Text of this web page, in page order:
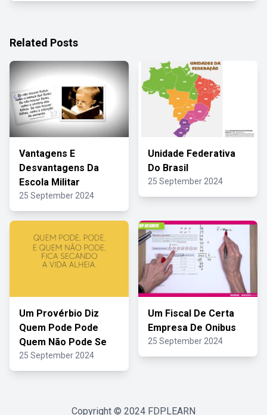
Related Posts
Vantagens E
Desvantagens Da
Escola Militar
25 September 2024
Unidade Federativa
Do Brasil
25 September 2024
Um Provérbio Diz
Quem Pode Pode
Quem Não Pode Se
25 September 2024
Um Fiscal De Certa
Empresa De Onibus
25 September 2024
Copyright © 2024 FDPLEARN